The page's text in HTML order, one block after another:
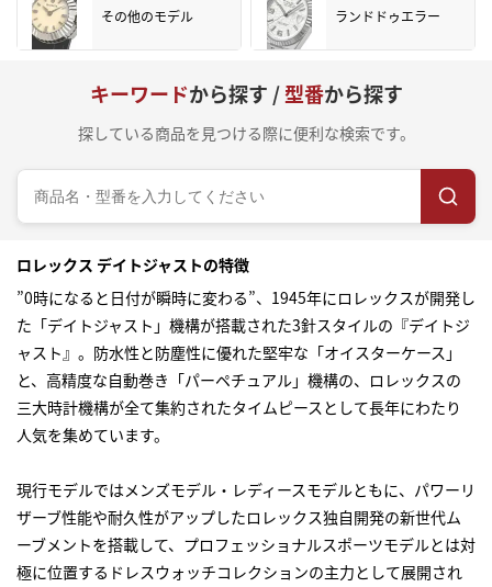
その他のモデル ランドドゥエラー
キーワードから探す /型番から探す
探している商品を見つける際に便利な検索です。
ロレックス デイトジャストの特徴
”0時になると日付が瞬時に変わる”、1945年にロレックスが開発し
た「デイトジャスト」機構が搭載された3針スタイルの『デイトジ
ャスト』。防水性と防塵性に優れた堅牢な「オイスターケース」
と、高精度な自動巻き「パーペチュアル」機構の、ロレックスの
三大時計機構が全て集約されたタイムピースとして長年にわたり
人気を集めています。
現行モデルではメンズモデル・レディースモデルともに、パワーリ
ザーブ性能や耐久性がアップしたロレックス独自開発の新世代ム
ーブメントを搭載して、プロフェッショナルスポーツモデルとは対
極に位置するドレスウォッチコレクションの主力として展開され